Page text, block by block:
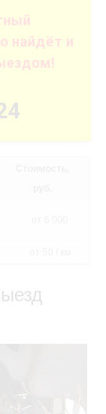
найдёт и